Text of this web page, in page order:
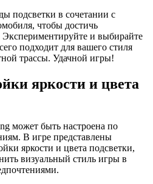
подсветки в сочетании с
чтобы достичь
Экспериментируйте и выбирайте
подходит для вашего стиля
трассы. Удачной игры!
яркости и цвета
может быть настроена по
В игре представлены
яркости и цвета подсветки,
визуальный стиль игры в